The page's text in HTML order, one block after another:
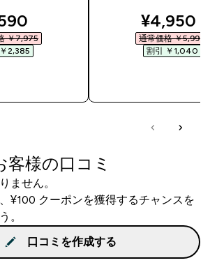
price
￥7,975‎
2,385‎
¥4,950‎
通常価格 ￥5,990‎
割引 ￥1,040‎
様の口コミ
ません。
¥100 クーポンを獲得するチャンスを
。
口コミを作成する